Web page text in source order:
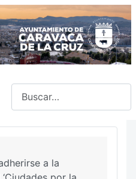
a la